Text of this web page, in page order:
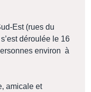
Est (rues du
déroulée le 16
environ à
amicale et